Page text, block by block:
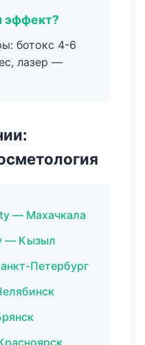
эффект?
ботокс 4-6
лазер —
— Махачкала
— Кызыл
Петербург